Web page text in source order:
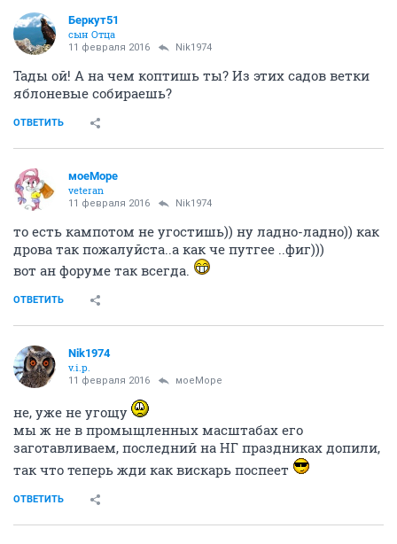
Беркут51
сын Отца
11 февраля 2016 Nik1974
Тады ой! А на чем коптишь ты? Из этих садов ветки
яблоневые собираешь?
ОТВЕТИТЬ
моеМоре
veteran
11 февраля 2016 Nik1974
то есть кампотом не угостишь)) ну ладно-ладно)) как
дрова так пожалуйста..а как че путгее ..фиг)))
вот ан форуме так всегда.
ОТВЕТИТЬ
Nik1974
v.i.p.
11 февраля 2016 моеМоре
не, уже не угощу
мы ж не в промыщленных масштабах его
заготавливаем, последний на НГ праздниках допили,
так что теперь жди как вискарь поспеет
ОТВЕТИТЬ